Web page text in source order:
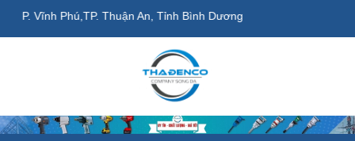
P. Vĩnh Phú,TP. Thuận An, Tỉnh Bình Dương